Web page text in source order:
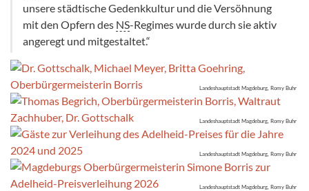
unsere städtische Gedenkkultur und die Versöhnung
mit den Opfern des NS-Regimes wurde durch sie aktiv
angeregt und mitgestaltet.“
Landeshauptstadt Magdeburg, Romy Buhr
Landeshauptstadt Magdeburg, Romy Buhr
Landeshauptstadt Magdeburg, Romy Buhr
Landeshauptstadt Magdeburg, Romy Buhr